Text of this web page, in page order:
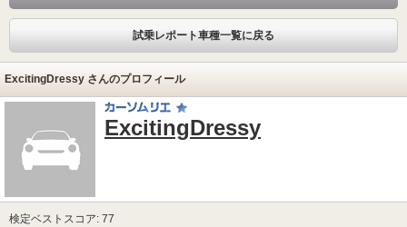
試乗レポート車種一覧に戻る
ExcitingDressy さんのプロフィール
ExcitingDressy
検定ベストスコア: 77